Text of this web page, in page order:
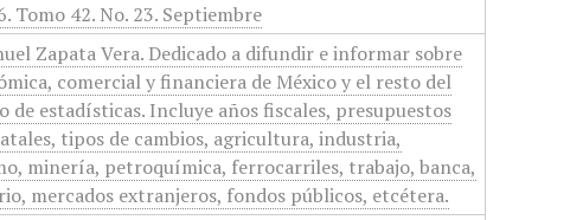
Tomo 42. No. 23. Septiembre
Zapata Vera. Dedicado a difundir e informar sobre
comercial y financiera de México y el resto del
de estadísticas. Incluye años fiscales, presupuestos
tipos de cambios, agricultura, industria,
minería, petroquímica, ferrocarriles, trabajo, banca,
mercados extranjeros, fondos públicos, etcétera.